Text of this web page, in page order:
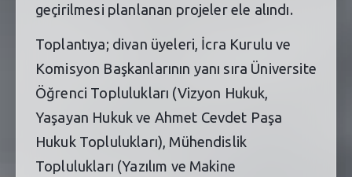
geçirilmesi planlanan projeler ele alındı.
Toplantıya; divan üyeleri, İcra Kurulu ve
Komisyon Başkanlarının yanı sıra Üniversite
Öğrenci Toplulukları (Vizyon Hukuk,
Yaşayan Hukuk ve Ahmet Cevdet Paşa
Hukuk Toplulukları), Mühendislik
Toplulukları (Yazılım ve Makine